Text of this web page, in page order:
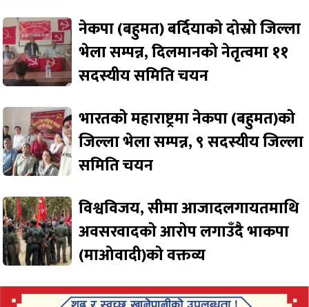
नेकपा (बहुमत) बर्दियाको दोस्रो जिल्ला
भेला सम्पन्न, दिलमानको नेतृत्वमा ११
सदस्यीय समिति चयन
भारतको महाराष्ट्रमा नेकपा (बहुमत)को
जिल्ला भेला सम्पन्न, ९ सदस्यीय जिल्ला
समिति चयन
विश्वविजय, सीमा आजादलगायतमाथि
अवसरवादको आरोप लगाउँदै भाकपा
(माओवादी)को वक्तव्य